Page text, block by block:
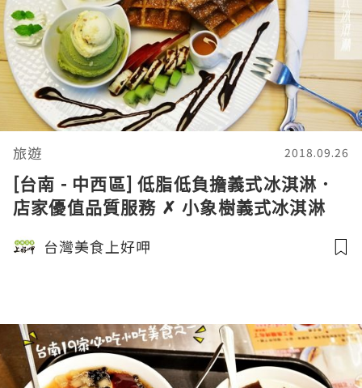
旅遊 2018.09.26
[台南 - 中西區] 低脂低負擔義式冰淇淋．
店家優值品質服務 ✗ 小象樹義式冰淇淋
台灣美食上好呷